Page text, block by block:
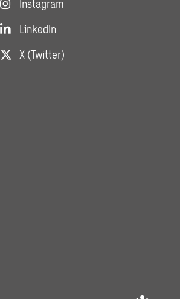
Instagram
LinkedIn
X (Twitter)